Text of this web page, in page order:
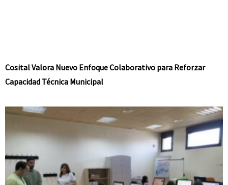
Cosital Valora Nuevo Enfoque Colaborativo para Reforzar
Capacidad Técnica Municipal